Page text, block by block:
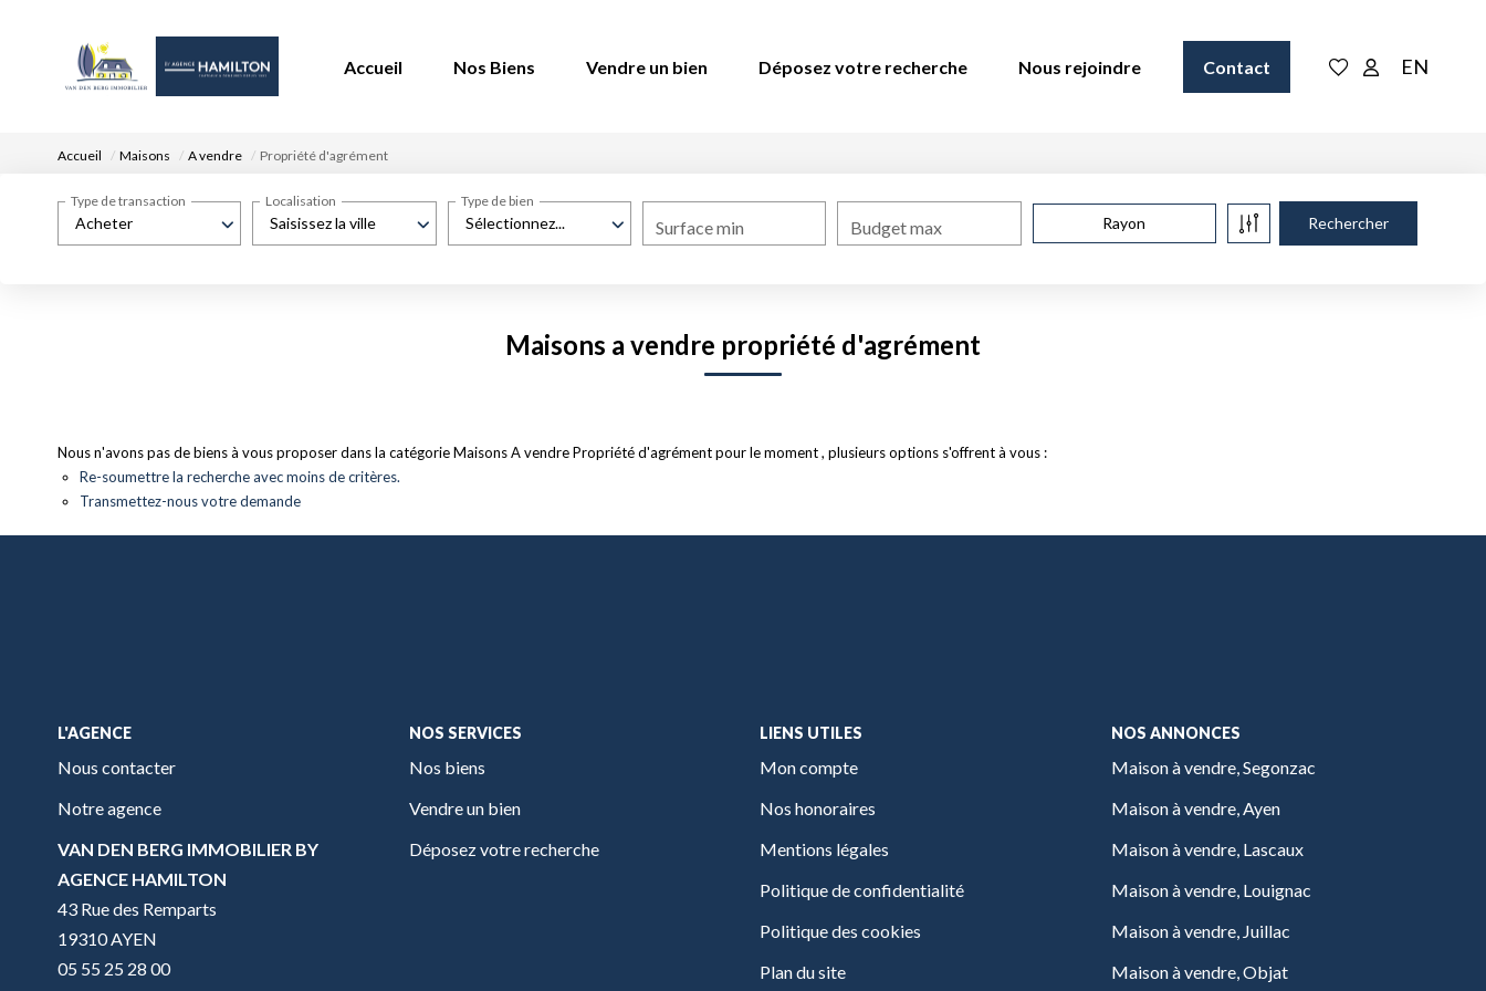
Accueil Nos Biens Vendre un bien Déposez votre recherche Nous rejoindre Contact EN
Accueil Maisons A vendre Propriété d'agrément
Acheter
Type de transaction
Saisissez la ville
Localisation
Sélectionnez...
Type de bien
Surface min Budget max Rayon
Maisons a vendre propriété d'agrément
Nous n'avons pas de biens à vous proposer dans la catégorie Maisons A vendre Propriété d'agrément pour le moment , plusieurs options s'offrent à vous :
Re-soumettre la recherche avec moins de critères.
Transmettez-nous votre demande
L'AGENCE
Nous contacter
Notre agence
VAN DEN BERG IMMOBILIER BY
AGENCE HAMILTON
43 Rue des Remparts
19310 AYEN
05 55 25 28 00
NOS SERVICES
Nos biens
Vendre un bien
Déposez votre recherche
LIENS UTILES
Mon compte
Nos honoraires
Mentions légales
Politique de confidentialité
Politique des cookies
Plan du site
NOS ANNONCES
Maison à vendre, Segonzac
Maison à vendre, Ayen
Maison à vendre, Lascaux
Maison à vendre, Louignac
Maison à vendre, Juillac
Maison à vendre, Objat